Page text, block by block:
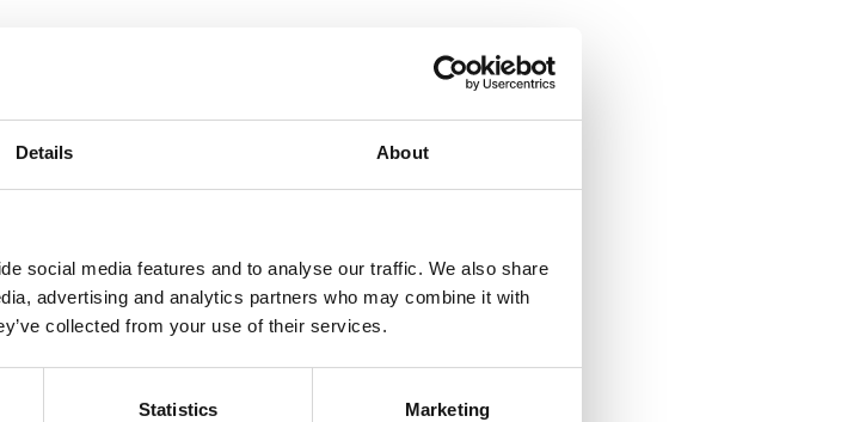
Details About
social media features and to analyse our traffic. We also share
advertising and analytics partners who may combine it with
collected from your use of their services.
Statistics Marketing